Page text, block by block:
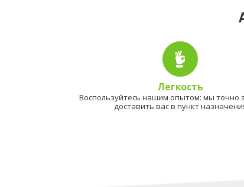
Легкость
Воспользуйтесь нашим опытом: мы точно
доставить вас в пункт